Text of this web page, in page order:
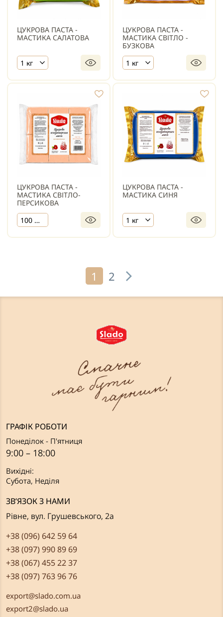
ЦУКРОВА ПАСТА -
МАСТИКА САЛАТОВА
1 кг
ЦУКРОВА ПАСТА -
МАСТИКА СВІТЛО -
БУЗКОВА
1 кг
ЦУКРОВА ПАСТА -
МАСТИКА СВІТЛО-
ПЕРСИКОВА
100 г х 10 шт.
ЦУКРОВА ПАСТА -
МАСТИКА СИНЯ
1 кг
1 2
ГРАФІК РОБОТИ
Понеділок - П'ятниця
9:00 – 18:00
Вихідні:
Субота, Неділя
ЗВ’ЯЗОК З НАМИ
Рівне, вул. Грушевського, 2а
+38 (096) 642 59 64
+38 (097) 990 89 69
+38 (067) 455 22 37
+38 (097) 763 96 76
export@slado.com.ua
export2@slado.ua